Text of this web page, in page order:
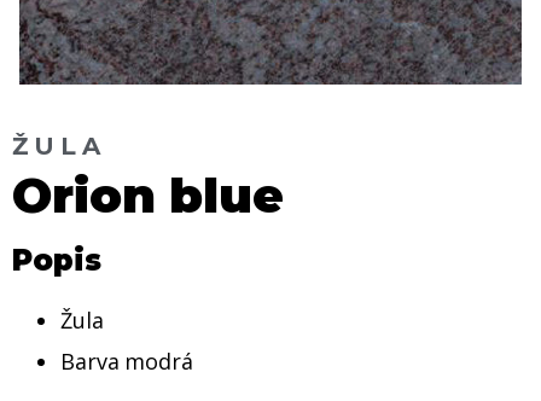
ŽULA
Orion blue
Popis
Žula
Barva modrá